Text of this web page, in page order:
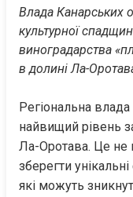
Влада Канарських
культурної
виноградарства
в долині Ла-
Регіональна
найвищий рівень
Ла-Оротава. Це не
зберегти
які можуть